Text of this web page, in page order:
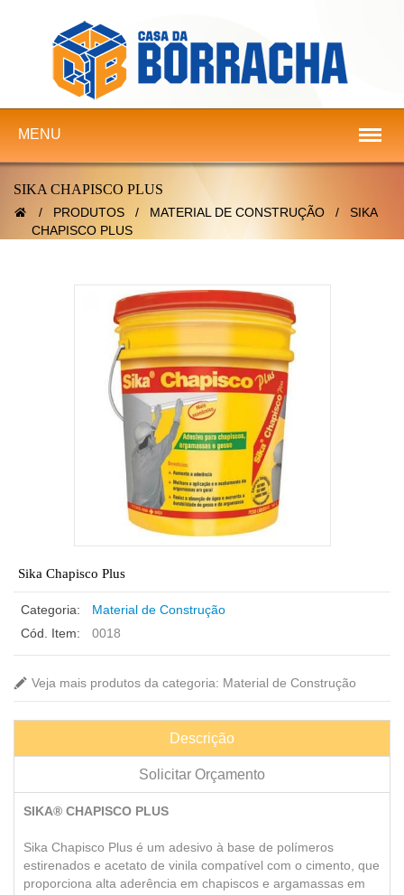
MENU
/ PRODUTOS / MATERIAL DE CONSTRUÇÃO / SIKA
CHAPISCO PLUS
SIKA CHAPISCO PLUS
Sika Chapisco Plus
Categoria:
Material de Construção
Cód. Item:
0018
Veja mais produtos da categoria: Material de Construção
Descrição
Solicitar Orçamento
SIKA® CHAPISCO PLUS
Sika Chapisco Plus é um adesivo à base de polímeros
estirenados e acetato de vinila compatível com o cimento, que
proporciona alta aderência em chapiscos e argamassas em